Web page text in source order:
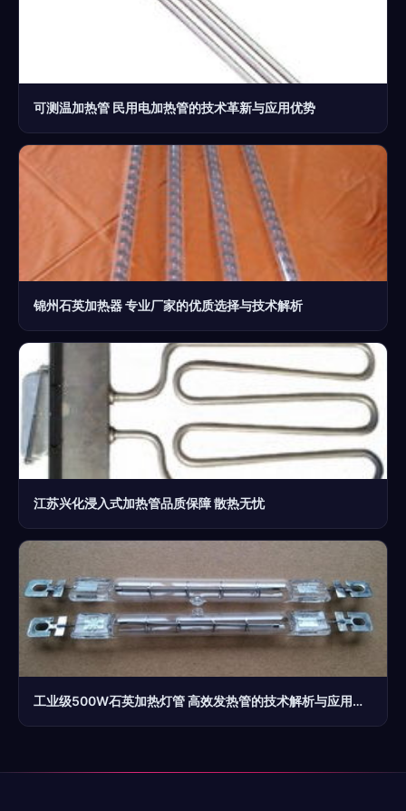
可测温加热管 民用电加热管的技术革新与应用优势
锦州石英加热器 专业厂家的优质选择与技术解析
江苏兴化浸入式加热管品质保障 散热无忧
工业级500W石英加热灯管 高效发热管的技术解析与应用指南